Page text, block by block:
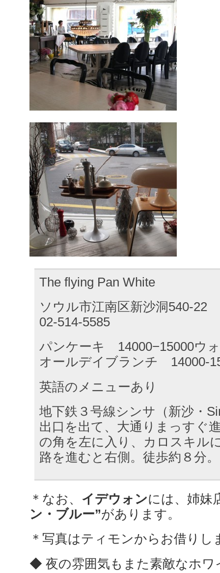
The flying Pan White
ソウル市江南区新沙洞540-22
02-514-5585
パンケーキ 14000−15000ウ
オールデイブランチ 14000-
英語のメニューあり
地下鉄３号線シンサ（新沙・
出口を出て、大通りまっすぐ
の角を左に入り、カロスキル
路を進むと右側。徒歩約８分。
＊なお、 イデウォンには、姉妹
ン・ブルー”があります。
＊写真はティモンからお借りし
◆ 夜の雰囲気もまた素敵なホワ